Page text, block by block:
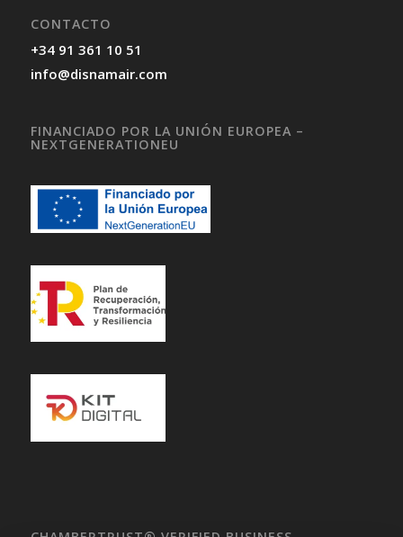
CONTACTO
+34 91 361 10 51
info@disnamair.com
FINANCIADO POR LA UNIÓN EUROPEA –
NEXTGENERATIONEU